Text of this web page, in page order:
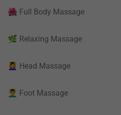
🌺 Full Body Massage
🌿 Relaxing Massage
💆‍♀️ Head Massage
💆‍♂️ Foot Massage